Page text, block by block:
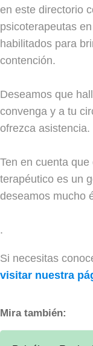
en este directorio
psicoterapeutas
habilitados para
contención.
Deseamos que
convenga y a tu
ofrezca asistencia.
Ten en cuenta
terapéutico es un
deseamos mucho
.
Si necesitas
visitar nuestra
Mira también: